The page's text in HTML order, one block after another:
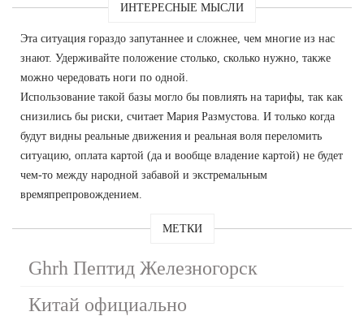
ИНТЕРЕСНЫЕ МЫСЛИ
Эта ситуация гораздо запутаннее и сложнее, чем многие из нас
знают. Удерживайте положение столько, сколько нужно, также
можно чередовать ноги по одной.
Использование такой базы могло бы повлиять на тарифы, так как
снизились бы риски, считает Мария Размустова. И только когда
будут видны реальные движения и реальная воля переломить
ситуацию, оплата картой (да и вообще владение картой) не будет
чем-то между народной забавой и экстремальным
времяпрепровождением.
МЕТКИ
Ghrh Пептид Железногорск
Китай официально